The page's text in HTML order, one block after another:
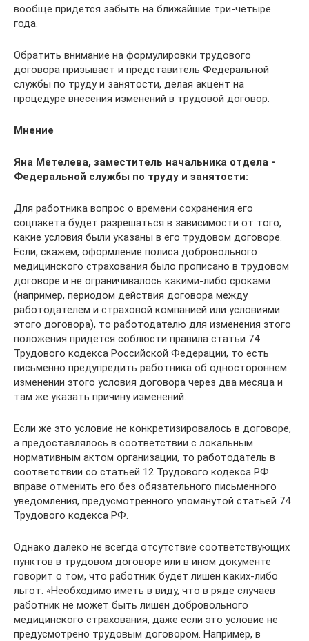
вообще придется забыть на ближайшие три-четыре
года.
Обратить внимание на формулировки трудового
договора призывает и представитель Федеральной
службы по труду и занятости, делая акцент на
процедуре внесения изменений в трудовой договор.
Мнение
Яна Метелева, заместитель начальника отдела ­
Федеральной службы по труду и занятости:
Для работника вопрос о времени сохранения его
соцпакета будет разрешаться в зависимости от того,
какие условия были указаны в его трудовом договоре.
Если, скажем, оформление полиса добровольного
медицинского страхования было прописано в трудовом
договоре и не ограничивалось какими-либо сроками
(например, периодом действия договора между
работодателем и страховой компанией или условиями
этого договора), то работодателю для изменения этого
положения придется соблюсти правила статьи 74
Трудового кодекса Российской Федерации, то есть
письменно предупредить работника об одностороннем
изменении этого условия договора через два месяца и
там же указать причину изменений.
Если же это условие не конкретизировалось в договоре,
а предоставлялось в соответствии с локальным
нормативным актом организации, то работодатель в
соответствии со статьей 12 Трудового кодекса РФ
вправе отменить его без обязательного письменного
уведомления, предусмотренного упомянутой статьей 74
Трудового кодекса РФ.
Однако далеко не всегда отсутствие соответствующих
пунктов в трудовом договоре или в ином документе
говорит о том, что работник будет лишен каких-либо
льгот. «Необходимо иметь в виду, что в ряде случаев
работник не может быть лишен добровольного
медицинского страхования, даже если это условие не
предусмотрено трудовым договором. Например, в